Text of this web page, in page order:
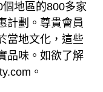
地區的800多家
計劃。尊貴會員
當地文化，這些
品味。如欲了解
。